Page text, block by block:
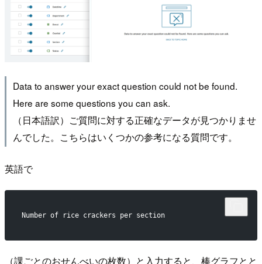
Data to answer your exact question could not be found.
Here are some questions you can ask.
（日本語訳）ご質問に対する正確なデータが見つかりませ
んでした。こちらはいくつかの参考になる質問です。
英語で
Number of rice crackers per section
（課ごとのおせんべいの枚数）と入力すると、棒グラフとと